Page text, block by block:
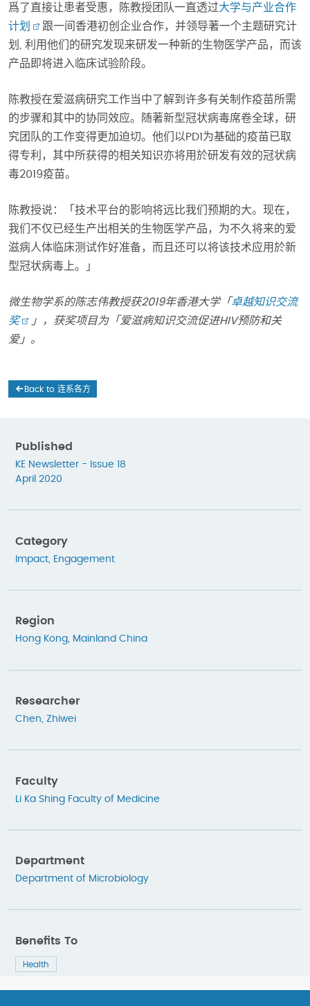
爲了直接让患者受惠，陈教授团队一直透过大学与产业合作
计划
跟一间香港初创企业合作，并领导著一个主题研究计
划, 利用他们的研究发现来研发一种新的生物医学产品，而该
产品即将进入临床试验阶段。
陈教授在爱滋病研究工作当中了解到许多有关制作疫苗所需
的步骤和其中的协同效应。随著新型冠状病毒席卷全球，研
究团队的工作变得更加迫切。他们以PD1为基础的疫苗已取
得专利，其中所获得的相关知识亦将用於研发有效的冠状病
毒2019疫苗。
陈教授说：「技术平台的影响将远比我们预期的大。现在，
我们不仅已经生产出相关的生物医学产品，为不久将来的爱
滋病人体临床测试作好准备，而且还可以将该技术应用於新
型冠状病毒上。」
微生物学系的陈志伟教授获2019年香港大学「卓越知识交流
奖
」，获奖项目为「爱滋病知识交流促进HIV预防和关
爱」。
Back to 连系各方
Published
KE Newsletter - Issue 18
April 2020
Category
Impact Engagement
Region
Hong Kong, Mainland China
Researcher
Chen, Zhiwei
Faculty
Li Ka Shing Faculty of Medicine
Department
Department of Microbiology
Benefits To
Health